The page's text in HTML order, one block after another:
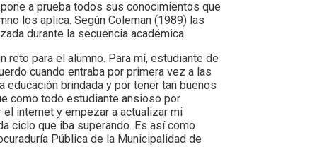
a prueba todos sus conocimientos que
los aplica. Según Coleman (1989) las
durante la secuencia académica.
reto para el alumno. Para mí, estudiante de
cuando entraba por primera vez a las
brindada y por tener tan buenos
como todo estudiante ansioso por
internet y empezar a actualizar mi
ciclo que iba superando. Es así como
Pública de la Municipalidad de